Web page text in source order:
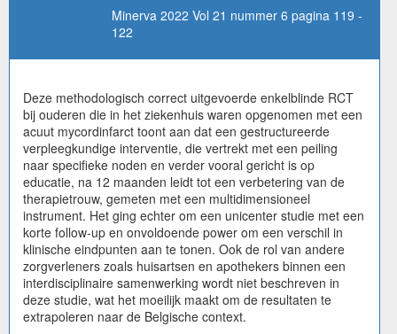
Minerva 2022 Vol 21 nummer 6 pagina 119 -
122
Deze methodologisch correct uitgevoerde enkelblinde RCT
bij ouderen die in het ziekenhuis waren opgenomen met een
acuut mycordinfarct toont aan dat een gestructureerde
verpleegkundige interventie, die vertrekt met een peiling
naar specifieke noden en verder vooral gericht is op
educatie, na 12 maanden leidt tot een verbetering van de
therapietrouw, gemeten met een multidimensioneel
instrument. Het ging echter om een unicenter studie met een
korte follow-up en onvoldoende power om een verschil in
klinische eindpunten aan te tonen. Ook de rol van andere
zorgverleners zoals huisartsen en apothekers binnen een
interdisciplinaire samenwerking wordt niet beschreven in
deze studie, wat het moeilijk maakt om de resultaten te
extrapoleren naar de Belgische context.